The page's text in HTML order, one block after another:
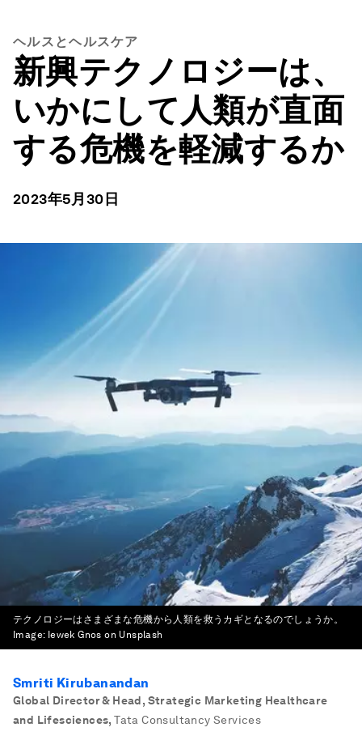
ヘルスとヘルスケア
新興テクノロジーは、
いかにして人類が直面
する危機を軽減するか
2023年5月30日
テクノロジーはさまざまな危機から人類を救うカギとなるのでしょうか。
Image: Iewek Gnos on Unsplash
Smriti Kirubanandan
Global Director & Head, Strategic Marketing Healthcare
and Lifesciences, Tata Consultancy Services